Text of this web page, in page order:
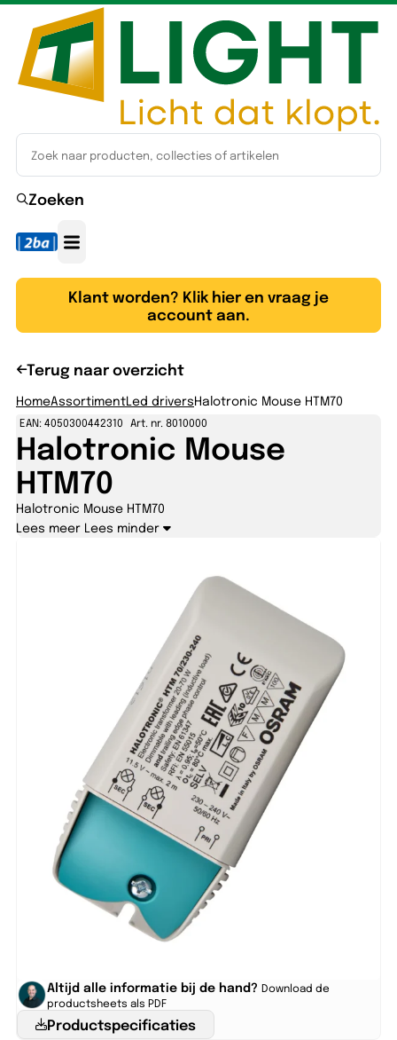
Zoeken
Klant worden? Klik hier en vraag je
account aan.
Terug naar overzicht
HomeAssortimentLed driversHalotronic Mouse HTM70
EAN: 4050300442310 Art. nr. 8010000
Halotronic Mouse
HTM70
Halotronic Mouse HTM70
Lees meer Lees minder
Altijd alle informatie bij de hand? Download de
productsheets als PDF
Productspecificaties